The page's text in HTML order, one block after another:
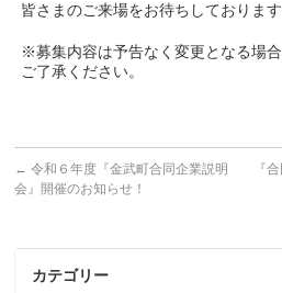
皆さまのご来場をお待ちしておりま
※募集内容は予告なく変更となる場
ご了承ください。
← 令和６年度『金武町合同企業説明
会』開催のお知らせ！
『
カテゴリー